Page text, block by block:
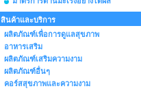
สินค้าและบริการ
ผลิตภัณฑ์เพื่อการดูแลสุขภาพ
อาหารเสริม
ผลิตภัณฑ์เสริมความงาม
ผลิตภัณฑ์อื่นๆ
คอร์สสุขภาพและความงาม